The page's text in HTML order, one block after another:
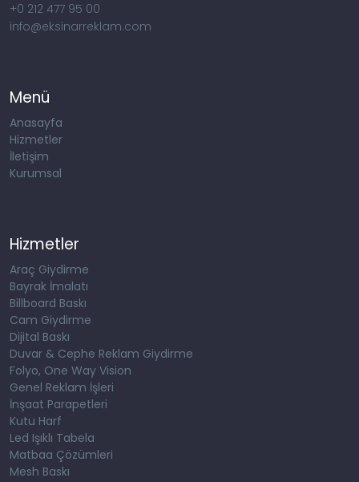
+0 212 477 95 00
info@eksinarreklam.com
Menü
Anasayfa
Hizmetler
İletişim
Kurumsal
Hizmetler
Araç Giydirme
Bayrak İmalatı
Billboard Baskı
Cam Giydirme
Dijital Baskı
Duvar & Cephe Reklam Giydirme
Folyo, One Way Vision
Genel Reklam İşleri
İnşaat Parapetleri
Kutu Harf
Led Işıklı Tabela
Matbaa Çözümleri
Mesh Baskı